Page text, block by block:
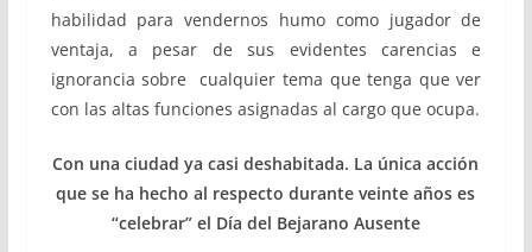
habilidad para vendernos humo como jugador de
ventaja, a pesar de sus evidentes carencias e
ignorancia sobre cualquier tema que tenga que ver
con las altas funciones asignadas al cargo que ocupa.
Con una ciudad ya casi deshabitada. La única acción
que se ha hecho al respecto durante veinte años es
“celebrar” el Día del Bejarano Ausente